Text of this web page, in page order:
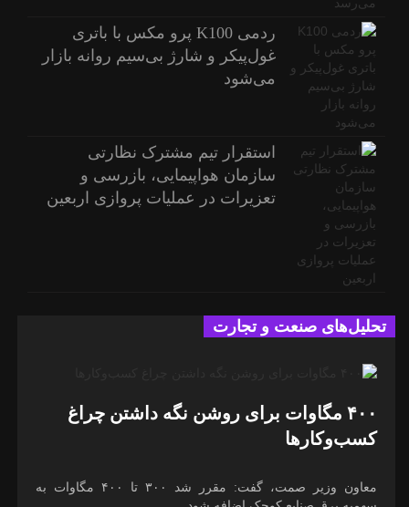
ردمی K100 پرو مکس با باتری
غول‌پیکر و شارژ بی‌سیم روانه بازار
می‌شود
استقرار تیم مشترک نظارتی
سازمان هواپیمایی، بازرسی و
تعزیرات در عملیات پروازی اربعین
تحلیل‌های صنعت و تجارت
۴۰۰ مگاوات برای روشن نگه داشتن چراغ
کسب‌وکار‌ها
معاون وزیر صمت، گفت: مقرر شد ۳۰۰ تا ۴۰۰ مگاوات به